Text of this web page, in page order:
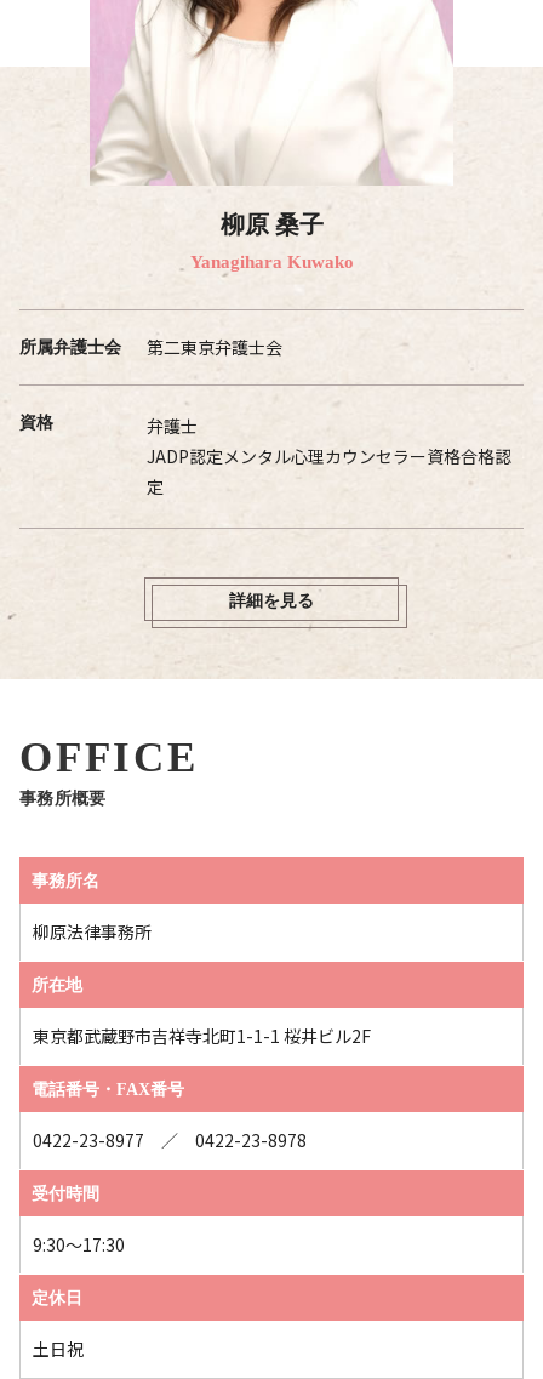
柳原 桑子
Yanagihara Kuwako
所属弁護士会 第二東京弁護士会
資格
弁護士
JADP認定メンタル心理カウンセラー資格合格認
定
詳細を見る
OFFICE
事務所概要
事務所名
柳原法律事務所
所在地
東京都武蔵野市吉祥寺北町1-1-1 桜井ビル2F
電話番号・FAX番号
0422-23-8977 ／ 0422-23-8978
受付時間
9:30～17:30
定休日
土日祝